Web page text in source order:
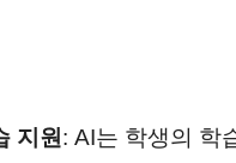
지원: AI는 학생의 학